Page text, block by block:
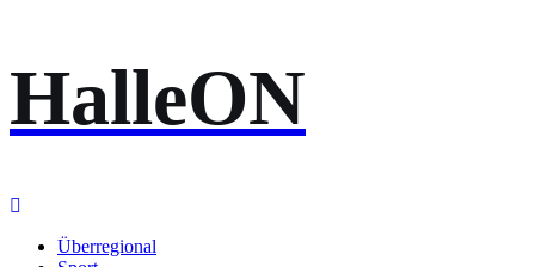
Inhalt
springen
HalleON
Überregional